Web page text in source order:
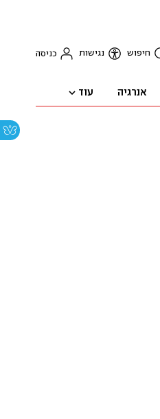
חיפוש נגישות כניסה
אנרגיה עוד